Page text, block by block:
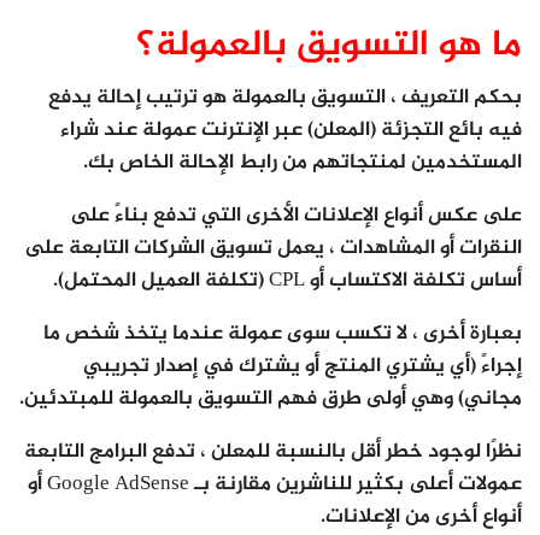
ما هو التسويق بالعمولة؟
بحكم التعريف ، التسويق بالعمولة هو ترتيب إحالة يدفع
فيه بائع التجزئة (المعلن) عبر الإنترنت عمولة عند شراء
المستخدمين لمنتجاتهم من رابط الإحالة الخاص بك.
على عكس أنواع الإعلانات الأخرى التي تدفع بناءً على
النقرات أو المشاهدات ، يعمل تسويق الشركات التابعة على
أساس تكلفة الاكتساب أو CPL (تكلفة العميل المحتمل).
بعبارة أخرى ، لا تكسب سوى عمولة عندما يتخذ شخص ما
إجراءً (أي يشتري المنتج أو يشترك في إصدار تجريبي
مجاني) وهي أولى طرق فهم التسويق بالعمولة للمبتدئين.
نظرًا لوجود خطر أقل بالنسبة للمعلن ، تدفع البرامج التابعة
عمولات أعلى بكثير للناشرين مقارنة بـ Google AdSense أو
أنواع أخرى من الإعلانات.